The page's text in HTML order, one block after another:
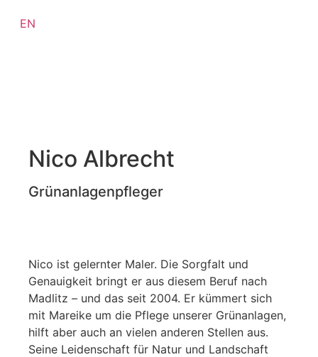
EN
Nico Albrecht
Grünanlagenpfleger
Nico ist gelernter Maler. Die Sorgfalt und
Genauigkeit bringt er aus diesem Beruf nach
Madlitz – und das seit 2004. Er kümmert sich
mit Mareike um die Pflege unserer Grünanlagen,
hilft aber auch an vielen anderen Stellen aus.
Seine Leidenschaft für Natur und Landschaft